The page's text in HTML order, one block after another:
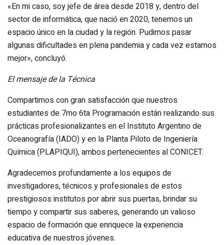
«En mi caso, soy jefe de área desde 2018 y, dentro del
sector de informática, que nació en 2020, tenemos un
espacio único en la ciudad y la región. Pudimos pasar
algunas dificultades en plena pandemia y cada vez estamos
mejor», concluyó.
El mensaje de la Técnica
Compartimos con gran satisfacción que nuestros
estudiantes de 7mo 6ta Programación están realizando sus
prácticas profesionalizantes en el Instituto Argentino de
Oceanografía (IADO) y en la Planta Piloto de Ingeniería
Química (PLAPIQUI), ambos pertenecientes al CONICET.
Agradecemos profundamente a los equipos de
investigadores, técnicos y profesionales de estos
prestigiosos institutos por abrir sus puertas, brindar su
tiempo y compartir sus saberes, generando un valioso
espacio de formación que enriquece la experiencia
educativa de nuestros jóvenes.